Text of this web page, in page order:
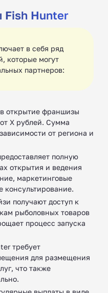
Fish Hunter
в себя ряд
которые могут
партнеров:
открытие франшизы
X рублей. Сумма
от региона и
полную
открытия и ведения
маркетинговые
консультирование.
получают доступ к
рыболовных товаров
процесс запуска
требует
для размещения
что также